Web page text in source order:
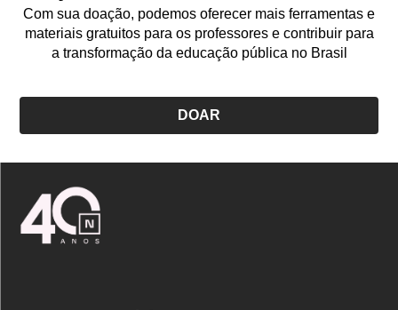
Com sua doação, podemos oferecer mais ferramentas e
materiais gratuitos para os professores e contribuir para
a transformação da educação pública no Brasil
DOAR